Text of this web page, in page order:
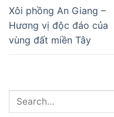
Xôi phồng An Giang –
Hương vị độc đáo của
vùng đất miền Tây